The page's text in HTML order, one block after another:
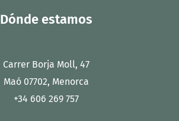
Dónde estamos
Carrer Borja Moll, 47
Maó 07702, Menorca
+34 606 269 757